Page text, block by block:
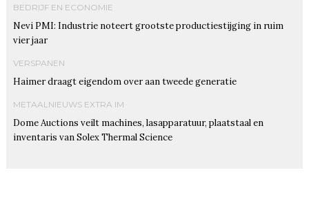
BEDRIJF EN ECONOMIE
Nevi PMI: Industrie noteert grootste productiestijging in ruim
vier jaar
VERSPANEN
Haimer draagt eigendom over aan tweede generatie
METAALNIEUWS EXTRA IM
Dome Auctions veilt machines, lasapparatuur, plaatstaal en
inventaris van Solex Thermal Science